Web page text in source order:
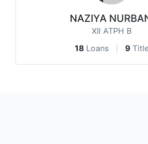
NAZIYA
XII ATPH B
18 Loans 9